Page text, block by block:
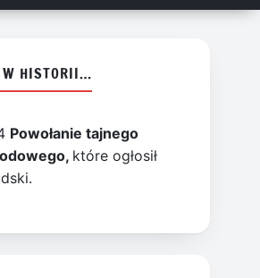
W HISTORII…
Powołanie tajnego
które ogłosił